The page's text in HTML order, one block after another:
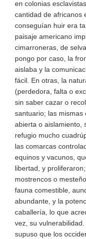
en colonias
cantidad de africanos
conseguían huir era
paisaje americano
cimarroneras, de
pongo por caso, la
aislaba y la
fácil. En otras, la
(perdedora, falta o
sin saber cazar o
santuario; las mismas
abierta o aislamiento,
refugio mucho
las comarcas
equinos y vacunos,
libertad, y
mostrencos o
fauna comestible,
abundante, y la
caballería, lo que
vez, su
supuso que los